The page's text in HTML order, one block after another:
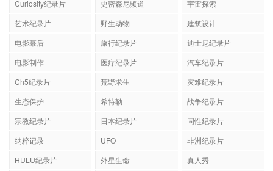
Curiosity纪录片 史密森尼频道
宇宙探索
艺术纪录片
野生动物
建筑设计
电影幕后
旅行纪录片
迪士尼纪录片
电影制作
医疗纪录片
汽车纪录片
Ch5纪录片
荒野求生
灾难纪录片
生态保护
希特勒
战争纪录片
宗教纪录片
日本纪录片
同性纪录片
纳粹记录
UFO
非洲纪录片
HULU纪录片
外星生命
真人秀